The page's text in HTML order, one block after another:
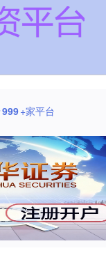
999+家平台